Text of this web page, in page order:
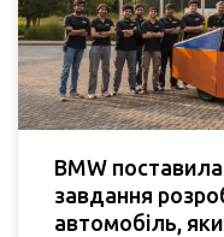
BMW
завдання
автомобіль,